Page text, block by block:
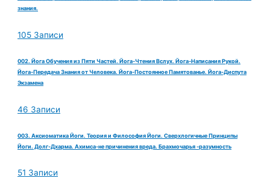
знания.
105 Записи
002. Йога Обучения из Пяти Частей. Йога-Чтения Вслух. Йога-Написания Рукой.
Йога-Передача Знания от Человека. Йога-Постоянное Памятованье. Йога-Диспута
Экзамена
46 Записи
003. Аксиоматика Йоги. Теория и Философия Йоги. Сверхлогичные Принципы
Йоги. Долг-Дхарма. Ахимса-не причинения вреда. Брахмочарья -разумность
51 Записи